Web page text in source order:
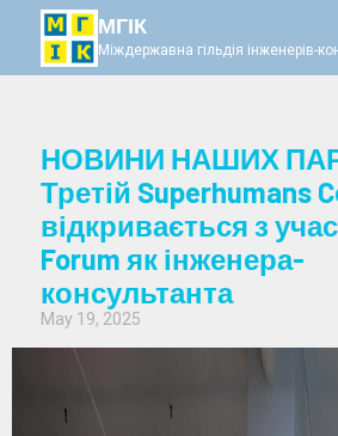
МГІК
Міждержавна гільдія інженерів-
НОВИНИ НАШИХ
Третій Superhumans
відкривається з
Forum як інженера-
консультанта
May 19, 2025